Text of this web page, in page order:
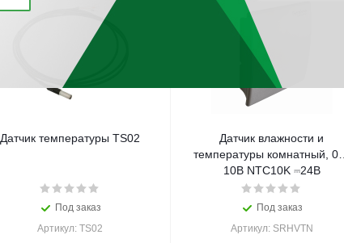
Датчик температуры TS02
Под заказ
Артикул: TS02
Датчик влажности и
температуры комнатный, 0…
10В NTC10K ⎓24В
Под заказ
Артикул: SRHVTN